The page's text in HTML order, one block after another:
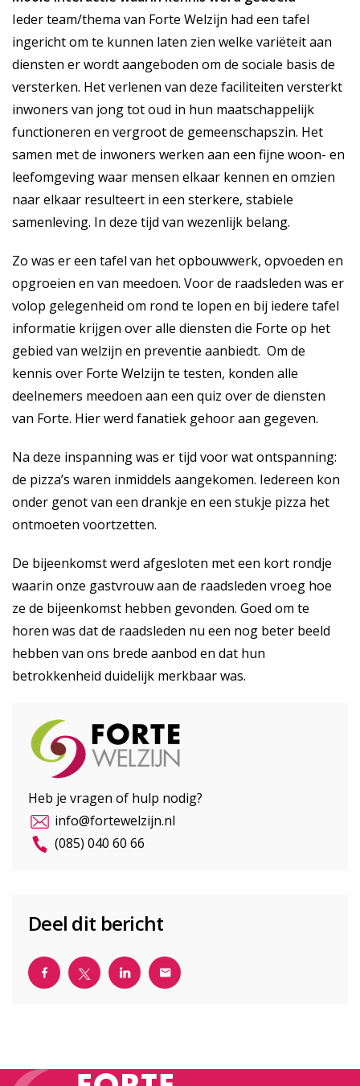
Ieder team/thema van Forte Welzijn had een tafel
ingericht om te kunnen laten zien welke variëteit aan
diensten er wordt aangeboden om de sociale basis de
versterken. Het verlenen van deze faciliteiten versterkt
inwoners van jong tot oud in hun maatschappelijk
functioneren en vergroot de gemeenschapszin. Het
samen met de inwoners werken aan een fijne woon- en
leefomgeving waar mensen elkaar kennen en omzien
naar elkaar resulteert in een sterkere, stabiele
samenleving. In deze tijd van wezenlijk belang.
Zo was er een tafel van het opbouwwerk, opvoeden en
opgroeien en van meedoen. Voor de raadsleden was er
volop gelegenheid om rond te lopen en bij iedere tafel
informatie krijgen over alle diensten die Forte op het
gebied van welzijn en preventie aanbiedt. Om de
kennis over Forte Welzijn te testen, konden alle
deelnemers meedoen aan een quiz over de diensten
van Forte. Hier werd fanatiek gehoor aan gegeven.
Na deze inspanning was er tijd voor wat ontspanning:
de pizza’s waren inmiddels aangekomen. Iedereen kon
onder genot van een drankje en een stukje pizza het
ontmoeten voortzetten.
De bijeenkomst werd afgesloten met een kort rondje
waarin onze gastvrouw aan de raadsleden vroeg hoe
ze de bijeenkomst hebben gevonden. Goed om te
horen was dat de raadsleden nu een nog beter beeld
hebben van ons brede aanbod en dat hun
betrokkenheid duidelijk merkbaar was.
Heb je vragen of hulp nodig?
info@fortewelzijn.nl
(085) 040 60 66
Deel dit bericht